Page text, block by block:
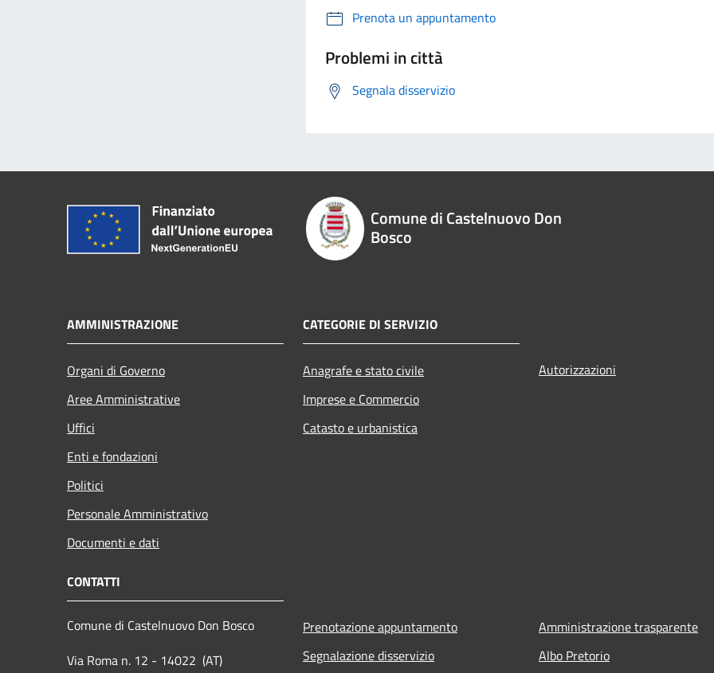
Prenota un appuntamento
Problemi in città
Segnala disservizio
Comune di Castelnuovo Don
Bosco
AMMINISTRAZIONE
Organi di Governo
Aree Amministrative
Uffici
Enti e fondazioni
Politici
Personale Amministrativo
Documenti e dati
CATEGORIE DI SERVIZIO
Anagrafe e stato civile
Imprese e Commercio
Catasto e urbanistica
Autorizzazioni
CONTATTI
Comune di Castelnuovo Don Bosco
Via Roma n. 12 - 14022 (AT)
Prenotazione appuntamento
Segnalazione disservizio
Amministrazione trasparente
Albo Pretorio